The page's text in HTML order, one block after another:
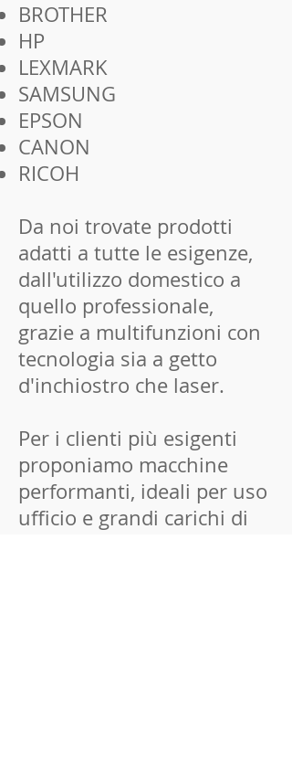
BROTHER
HP
LEXMARK
SAMSUNG
EPSON
CANON
RICOH
Da noi trovate prodotti
adatti a tutte le esigenze,
dall'utilizzo domestico a
quello professionale,
grazie a multifunzioni con
tecnologia sia a getto
d'inchiostro che laser.
Per i clienti più esigenti
proponiamo macchine
performanti, ideali per uso
ufficio e grandi carichi di